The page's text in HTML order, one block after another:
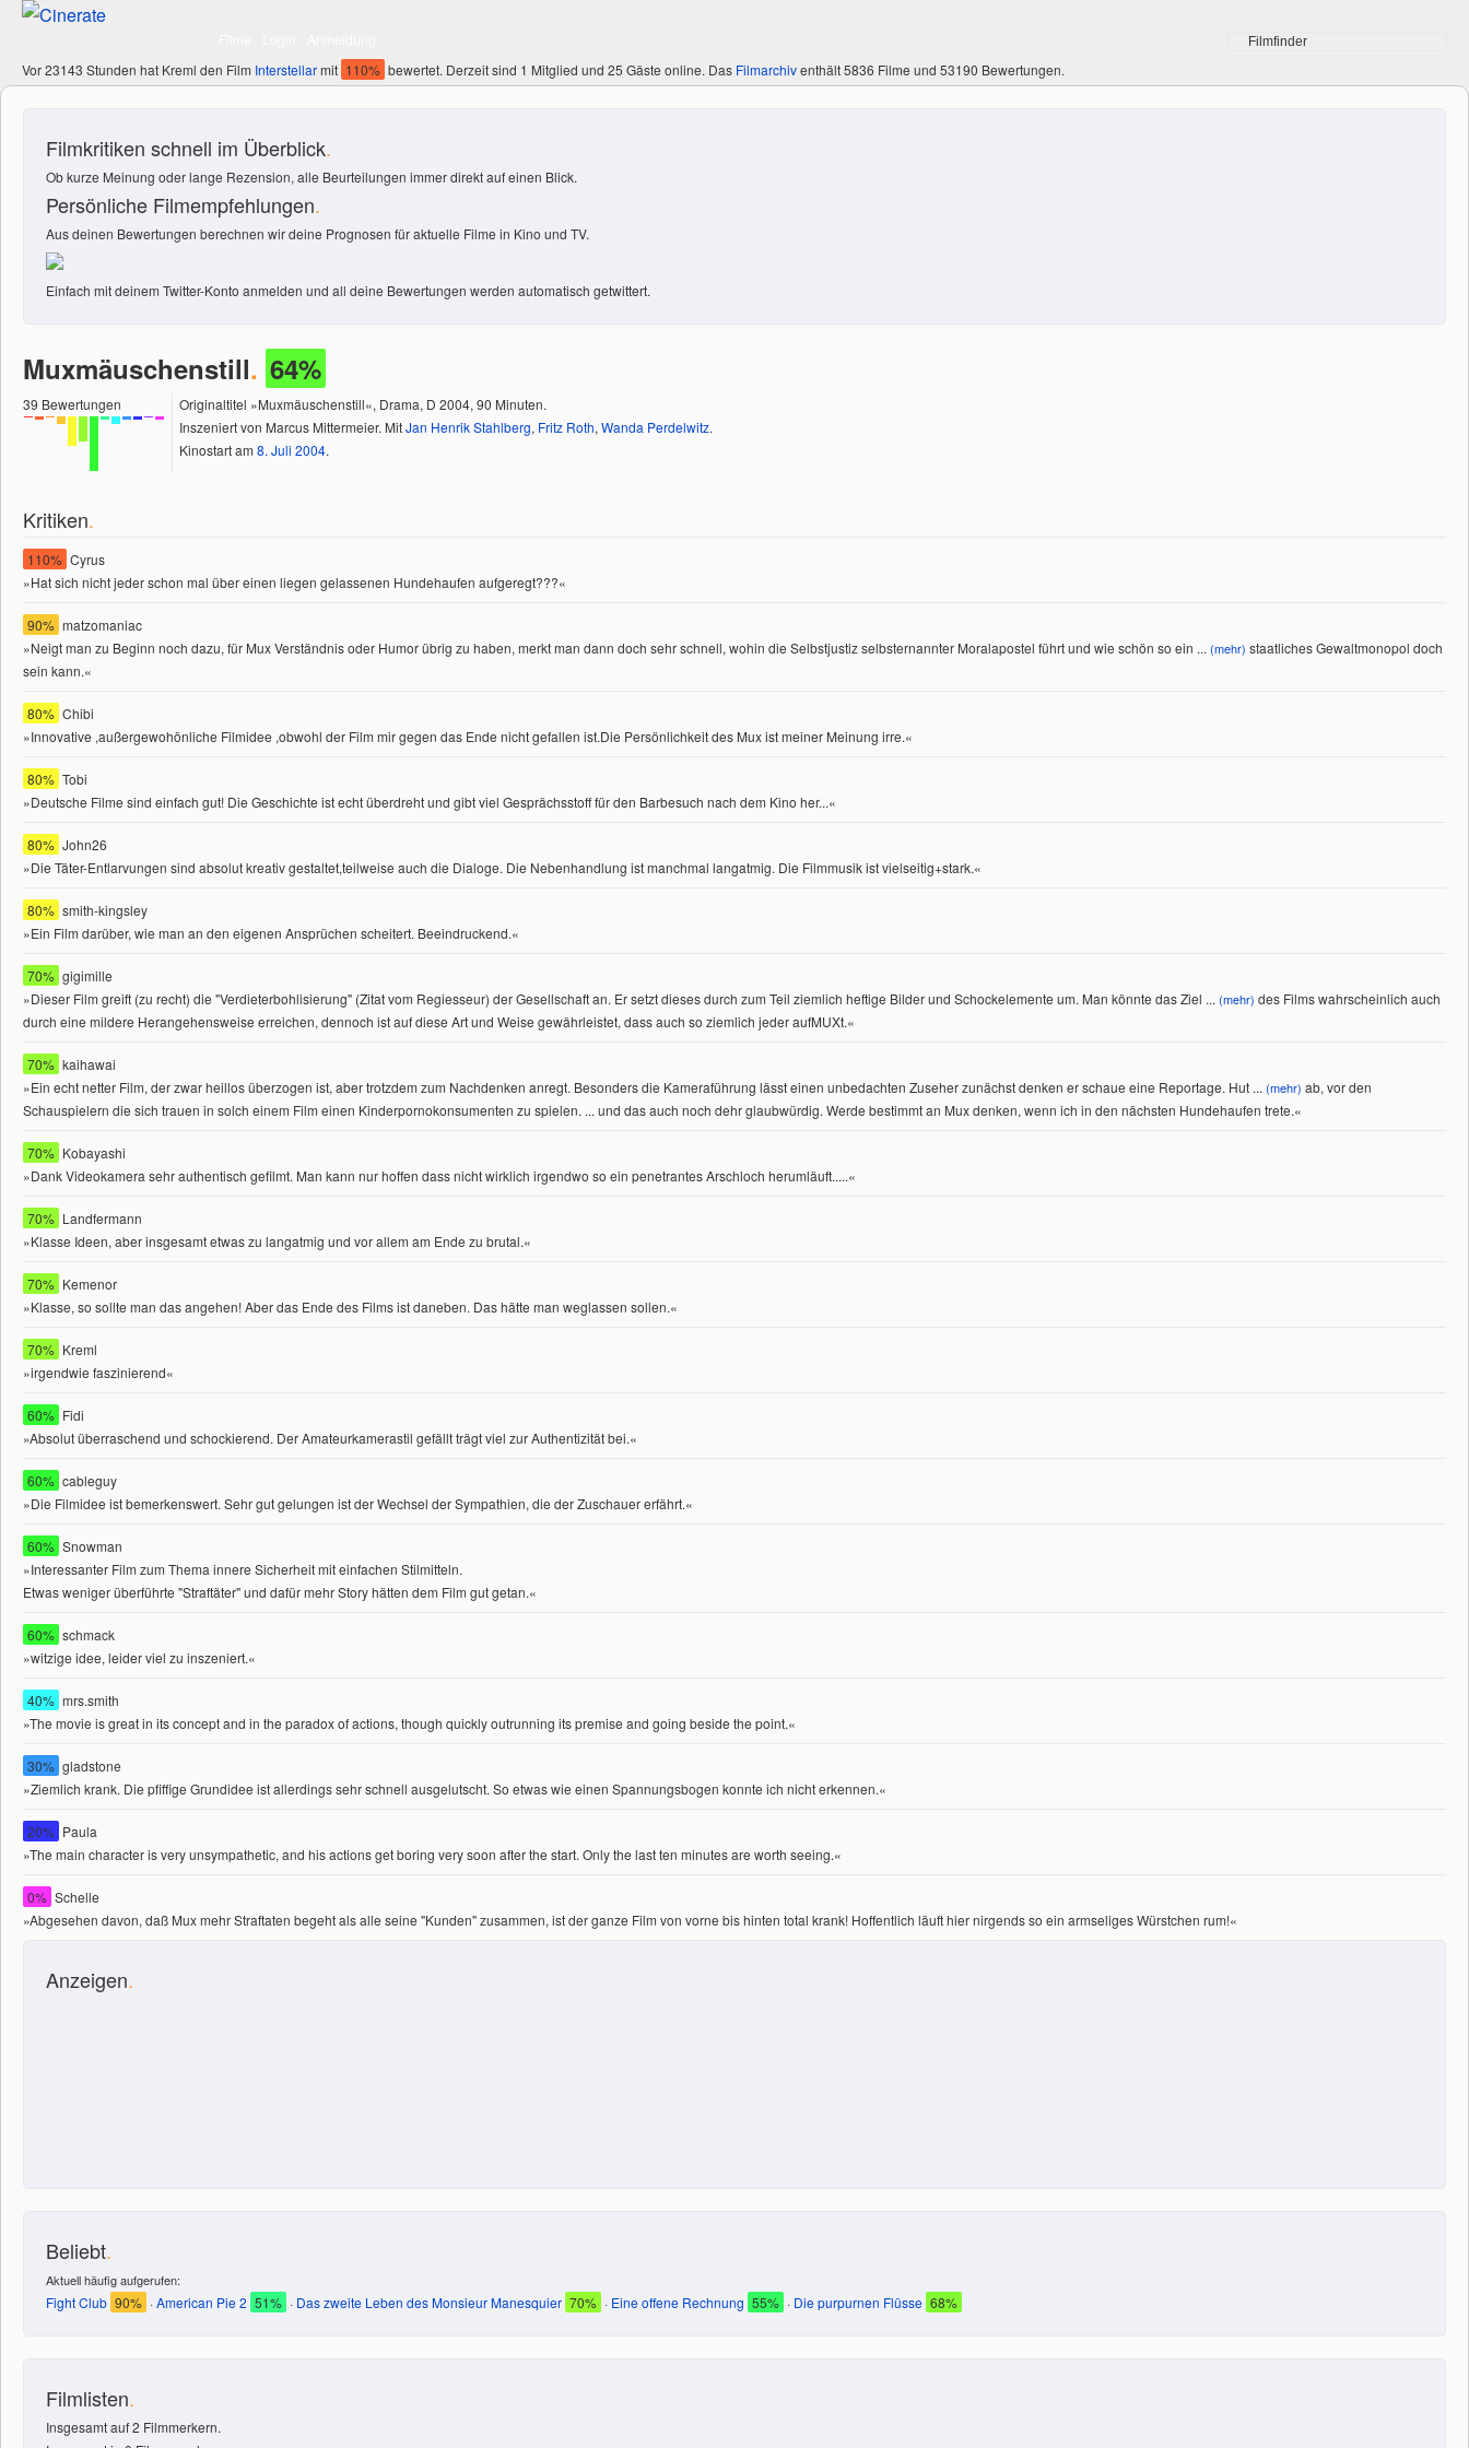
Vor 23143 Stunden hat Kreml den Film Interstellarmit 110% bewertet. Derzeit sind 1 Mitglied und 25 Gäste online. Das Filmarchiventhält 5836 Filme und 53190 Bewertungen.
Filmkritiken schnell im Überblick.
Ob kurze Meinung oder lange Rezension, alle Beurteilungen immer direkt auf einen Blick.
Persönliche Filmempfehlungen.
Aus deinen Bewertungen berechnen wir deine Prognosen für aktuelle Filme in Kino und TV.
Einfach mit deinem Twitter-Konto anmelden und all deine Bewertungen werden automatisch getwittert.
Muxmäuschenstill. 64%
39 Bewertungen
Originaltitel »Muxmäuschenstill«, Drama, D 2004, 90 Minuten.
Inszeniert von Marcus Mittermeier. MitJan Henrik Stahlberg, Fritz Roth, Wanda Perdelwitz.
Kinostart am 8. Juli 2004.
Kritiken.
110% Cyrus
»Hat sich nicht jeder schon mal über einen liegen gelassenen Hundehaufen aufgeregt???«
90% matzomaniac
»Neigt man zu Beginn noch dazu, für Mux Verständnis oder Humor übrig zu haben, merkt man dann doch sehr schnell, wohin die Selbstjustiz selbsternannter Moralapostel führt und wie schön so ein ... (mehr) staatliches Gewaltmonopol doch
sein kann.«
80% Chibi
»Innovative ,außergewohönliche Filmidee ,obwohl der Film mir gegen das Ende nicht gefallen ist.Die Persönlichkeit des Mux ist meiner Meinung irre.«
80% Tobi
»Deutsche Filme sind einfach gut! Die Geschichte ist echt überdreht und gibt viel Gesprächsstoff für den Barbesuch nach dem Kino her...«
80% John26
»Die Täter-Entlarvungen sind absolut kreativ gestaltet,teilweise auch die Dialoge. Die Nebenhandlung ist manchmal langatmig. Die Filmmusik ist vielseitig+stark.«
80% smith-kingsley
»Ein Film darüber, wie man an den eigenen Ansprüchen scheitert. Beeindruckend.«
70% gigimille
»Dieser Film greift (zu recht) die "Verdieterbohlisierung" (Zitat vom Regiesseur) der Gesellschaft an. Er setzt dieses durch zum Teil ziemlich heftige Bilder und Schockelemente um. Man könnte das Ziel ... (mehr) des Films wahrscheinlich auch
durch eine mildere Herangehensweise erreichen, dennoch ist auf diese Art und Weise gewährleistet, dass auch so ziemlich jeder aufMUXt.«
70% kaihawai
»Ein echt netter Film, der zwar heillos überzogen ist, aber trotzdem zum Nachdenken anregt. Besonders die Kameraführung lässt einen unbedachten Zuseher zunächst denken er schaue eine Reportage. Hut ... (mehr) ab, vor den
Schauspielern die sich trauen in solch einem Film einen Kinderpornokonsumenten zu spielen. ... und das auch noch dehr glaubwürdig. Werde bestimmt an Mux denken, wenn ich in den nächsten Hundehaufen trete.«
70% Kobayashi
»Dank Videokamera sehr authentisch gefilmt. Man kann nur hoffen dass nicht wirklich irgendwo so ein penetrantes Arschloch herumläuft.....«
70% Landfermann
»Klasse Ideen, aber insgesamt etwas zu langatmig und vor allem am Ende zu brutal.«
70% Kemenor
»Klasse, so sollte man das angehen! Aber das Ende des Films ist daneben. Das hätte man weglassen sollen.«
70% Kreml
»irgendwie faszinierend«
60% Fidi
»Absolut überraschend und schockierend. Der Amateurkamerastil gefällt trägt viel zur Authentizität bei.«
60% cableguy
»Die Filmidee ist bemerkenswert. Sehr gut gelungen ist der Wechsel der Sympathien, die der Zuschauer erfährt.«
60% Snowman
»Interessanter Film zum Thema innere Sicherheit mit einfachen Stilmitteln.
Etwas weniger überführte "Straftäter" und dafür mehr Story hätten dem Film gut getan.«
60% schmack
»witzige idee, leider viel zu inszeniert.«
40% mrs.smith
»The movie is great in its concept and in the paradox of actions, though quickly outrunning its premise and going beside the point.«
30% gladstone
»Ziemlich krank. Die pfiffige Grundidee ist allerdings sehr schnell ausgelutscht. So etwas wie einen Spannungsbogen konnte ich nicht erkennen.«
20% Paula
»The main character is very unsympathetic, and his actions get boring very soon after the start. Only the last ten minutes are worth seeing.«
0% Schelle
»Abgesehen davon, daß Mux mehr Straftaten begeht als alle seine "Kunden" zusammen, ist der ganze Film von vorne bis hinten total krank! Hoffentlich läuft hier nirgends so ein armseliges Würstchen rum!«
Anzeigen.
Beliebt.
Aktuell häufig aufgerufen:
Fight Club 90% ·American Pie 2 51% · Das zweite Leben des Monsieur Manesquier 70% · Eine offene Rechnung 55% · Die purpurnen Flüsse 68%
Filmlisten.
Insgesamt auf 2 Filmmerkern.